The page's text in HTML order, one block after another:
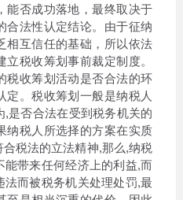
能否成功落地，最终取决于
合法性认定结论。由于征纳
相互信任的基础，所以依法
税收筹划事前裁定制度。
税收筹划活动是否合法的环
定。税收筹划一般是纳税人
是否合法在受到税务机关的
纳税人所选择的方案在实质
合税法的立法精神,那么,纳税
能带来任何经济上的利益,而
法而被税务机关处理处罚,最